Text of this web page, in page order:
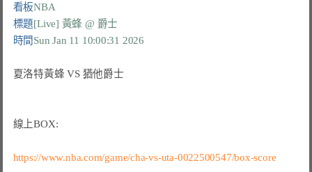
看板NBA
標題[Live] 黃蜂 @ 爵士
時間Sun Jan 11 10:00:31 2026
夏洛特黃蜂 VS 猶他爵士
線上BOX:
https://www.nba.com/game/cha-vs-uta-0022500547/box-score